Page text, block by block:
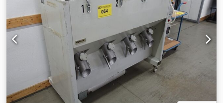
Amboss Langbein D2x8 droge lucht droger met koeler,
bouwjaar 2006, aan. Dcjdpfx Ahezarqmo Ijk Fabrikant:
Amboss Langbein Model: D2x8 Bouwjaar: 2006 Staat: ready
for use Type: Droge lucht droger met industriële koeler
Trechtervolume 2x 50 liter Debiet: 2x 15kg/h
Droogtemperatuur: 30-160 graden Celsius Droge lucht
hoeveelheid: 80m3/h - 180m3/h Als u vragen heeft of meer
informatie wenst, stuur ons gerust een bericht of bel ons.